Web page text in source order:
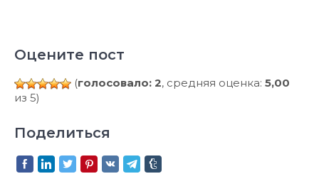
Оцените пост
(голосовало: 2, средняя оценка: 5,00
из 5)
Поделиться